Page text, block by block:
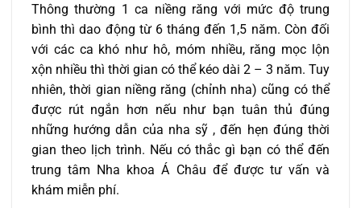
Thông thường 1 ca niềng răng với mức độ trung
bình thì dao động từ 6 tháng đến 1,5 năm. Còn đối
với các ca khó như hô, móm nhiều, răng mọc lộn
xộn nhiều thì thời gian có thể kéo dài 2 – 3 năm. Tuy
nhiên, thời gian niềng răng (chỉnh nha) cũng có thể
được rút ngắn hơn nếu như bạn tuân thủ đúng
những hướng dẫn của nha sỹ , đến hẹn đúng thời
gian theo lịch trình. Nếu có thắc gì bạn có thể đến
trung tâm Nha khoa Á Châu để được tư vấn và
khám miễn phí.